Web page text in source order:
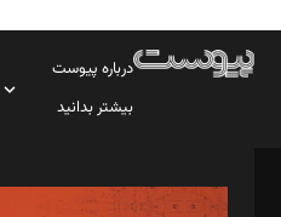
درباره پیوست
بیشتر بدانید
مدیر مسئول: محمدباقر اثنی‌عشری